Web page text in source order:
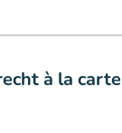
à la carte